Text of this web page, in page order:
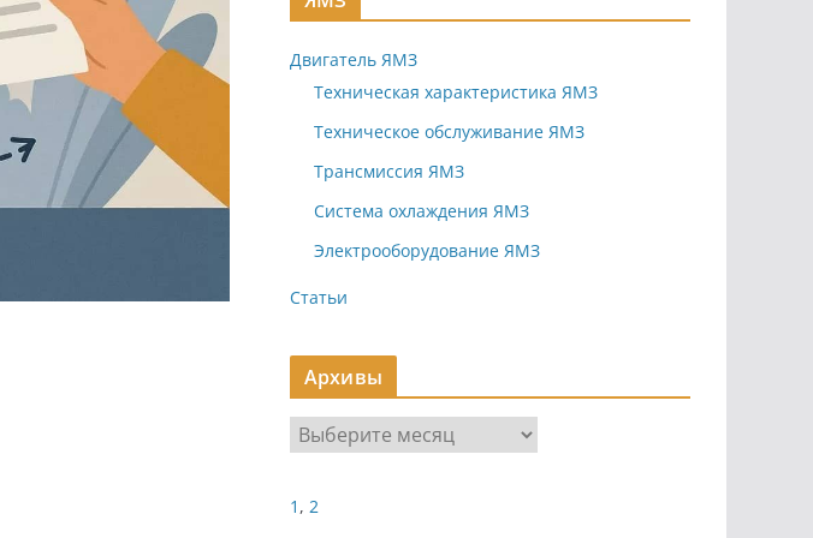
Двигатель ЯМЗ
Техническая характеристика ЯМЗ
Техническое обслуживание ЯМЗ
Трансмиссия ЯМЗ
Система охлаждения ЯМЗ
Электрооборудование ЯМЗ
Статьи
Архивы
р
и
1 , 2